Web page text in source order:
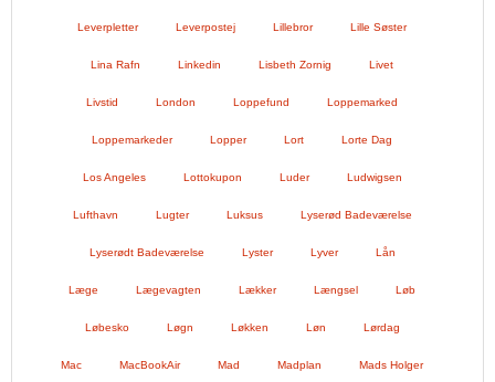
Leverpletter Leverpostej Lillebror Lille Søster
Lina Rafn Linkedin Lisbeth Zornig Livet
Livstid London Loppefund Loppemarked
Loppemarkeder Lopper Lort Lorte Dag
Los Angeles Lottokupon Luder Ludwigsen
Lufthavn Lugter Luksus Lyserød Badeværelse
Lyserødt Badeværelse Lyster Lyver Lån
Læge Lægevagten Lækker Længsel Løb
Løbesko Løgn Løkken Løn Lørdag
Mac MacBookAir Mad Madplan Mads Holger